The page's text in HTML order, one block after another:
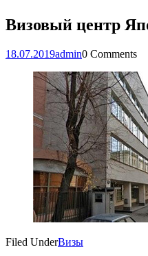
Визовый центр
18.07.2019admin0 Comments
Filed UnderВизы